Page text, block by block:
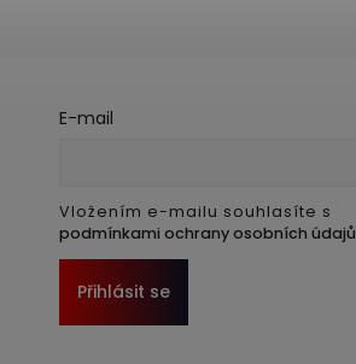
E-mail
Vložením e-mailu souhlasíte s
podmínkami ochrany osobních údajů
Přihlásit se